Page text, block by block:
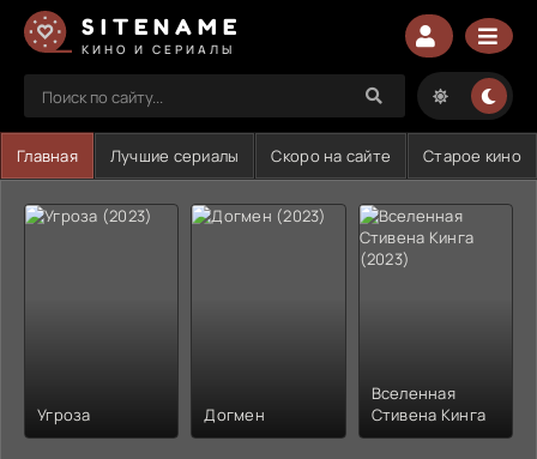
SITENAME
КИНО И СЕРИАЛЫ
Главная Лучшие сериалы Скоро на сайте Старое кино
Угроза Догмен
Вселенная
Стивена Кинга